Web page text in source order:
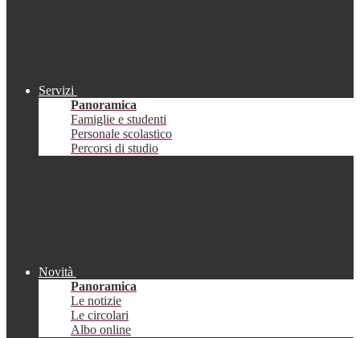
Servizi
Panoramica
Famiglie e studenti
Personale scolastico
Percorsi di studio
Novità
Panoramica
Le notizie
Le circolari
Albo online